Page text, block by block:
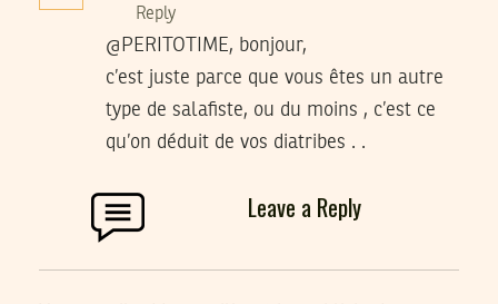
Reply
@PERITOTIME, bonjour,
c’est juste parce que vous êtes un autre
type de salafiste, ou du moins , c’est ce
qu’on déduit de vos diatribes . .
Leave a Reply